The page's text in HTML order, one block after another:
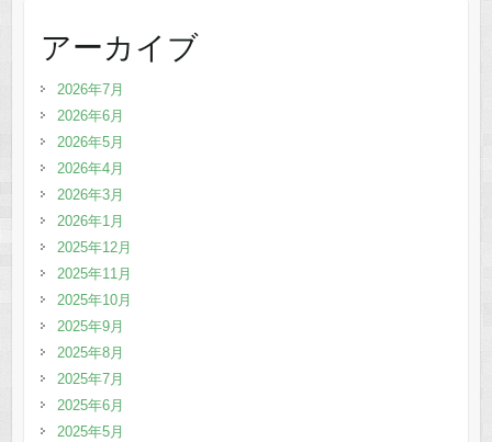
アーカイブ
2026年7月
2026年6月
2026年5月
2026年4月
2026年3月
2026年1月
2025年12月
2025年11月
2025年10月
2025年9月
2025年8月
2025年7月
2025年6月
2025年5月